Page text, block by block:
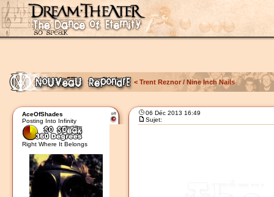
< Trent Reznor / Nine Inch Nails
AceOfShades
Posting Into Infinity
Right Where It Belongs
06 Déc 2013 16:49
Sujet: